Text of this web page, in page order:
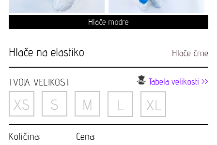
Hlače modre
Hlače na elastiko Hlače črne
Tabela velikosti >>
TVOJA VELIKOST:
XS S M L XL
Količina: Cena: